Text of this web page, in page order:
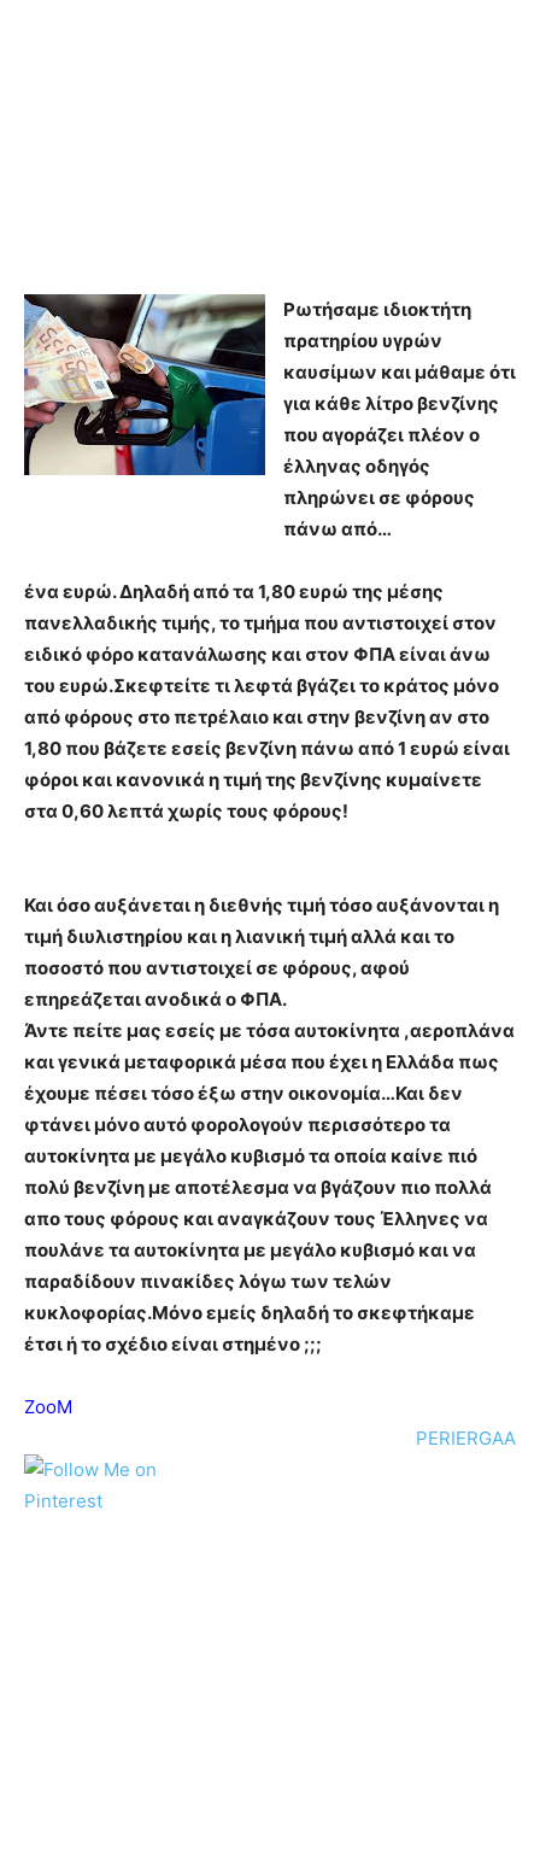
Ρωτήσαμε ιδιοκτήτη
πρατηρίου υγρών
καυσίμων και μάθαμε ότι
για κάθε λίτρο βενζίνης
που αγοράζει πλέον ο
έλληνας οδηγός
πληρώνει σε φόρους
πάνω από…
ένα ευρώ. Δηλαδή από τα 1,80 ευρώ της μέσης
πανελλαδικής τιμής, το τμήμα που αντιστοιχεί στον
ειδικό φόρο κατανάλωσης και στον ΦΠΑ είναι άνω
του ευρώ.Σκεφτείτε τι λεφτά βγάζει το κράτος μόνο
από φόρους στο πετρέλαιο και στην βενζίνη αν στο
1,80 που βάζετε εσείς βενζίνη πάνω από 1 ευρώ είναι
φόροι και κανονικά η τιμή της βενζίνης κυμαίνετε
στα 0,60 λεπτά χωρίς τους φόρους!
Και όσο αυξάνεται η διεθνής τιµή τόσο αυξάνονται η
τιμή διυλιστηρίου και η λιανική τιμή αλλά και το
ποσοστό που αντιστοιχεί σε φόρους, αφού
επηρεάζεται ανοδικά ο ΦΠΑ.
Άντε πείτε μας εσείς με τόσα αυτοκίνητα ,αεροπλάνα
και γενικά μεταφορικά μέσα που έχει η Ελλάδα πως
έχουμε πέσει τόσο έξω στην οικονομία…Και δεν
φτάνει μόνο αυτό φορολογούν περισσότερο τα
αυτοκίνητα με μεγάλο κυβισμό τα οποία καίνε πιό
πολύ βενζίνη με αποτέλεσμα να βγάζουν πιο πολλά
απο τους φόρους και αναγκάζουν τους Έλληνες να
πουλάνε τα αυτοκίνητα με μεγάλο κυβισμό και να
παραδίδουν πινακίδες λόγω των τελών
κυκλοφορίας.Μόνο εμείς δηλαδή το σκεφτήκαμε
έτσι ή το σχέδιο είναι στημένο ;;;
ΖοοΜ
PERIERGAA